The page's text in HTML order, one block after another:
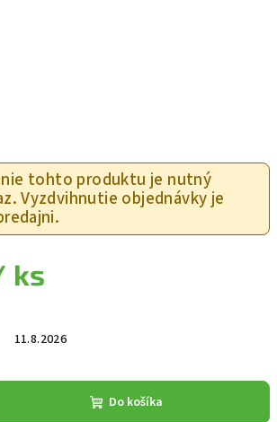
tohto produktu je nutný
Vyzdvihnutie objednávky je
ks
11.8.2026
Do košíka